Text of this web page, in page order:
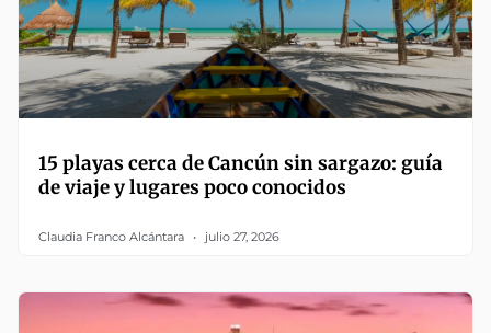
15 playas cerca de Cancún sin sargazo: guía
de viaje y lugares poco conocidos
Claudia Franco Alcántara julio 27, 2026